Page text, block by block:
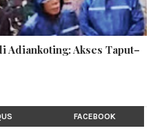
Adiankoting: Akses Taput–
FACEBOOK